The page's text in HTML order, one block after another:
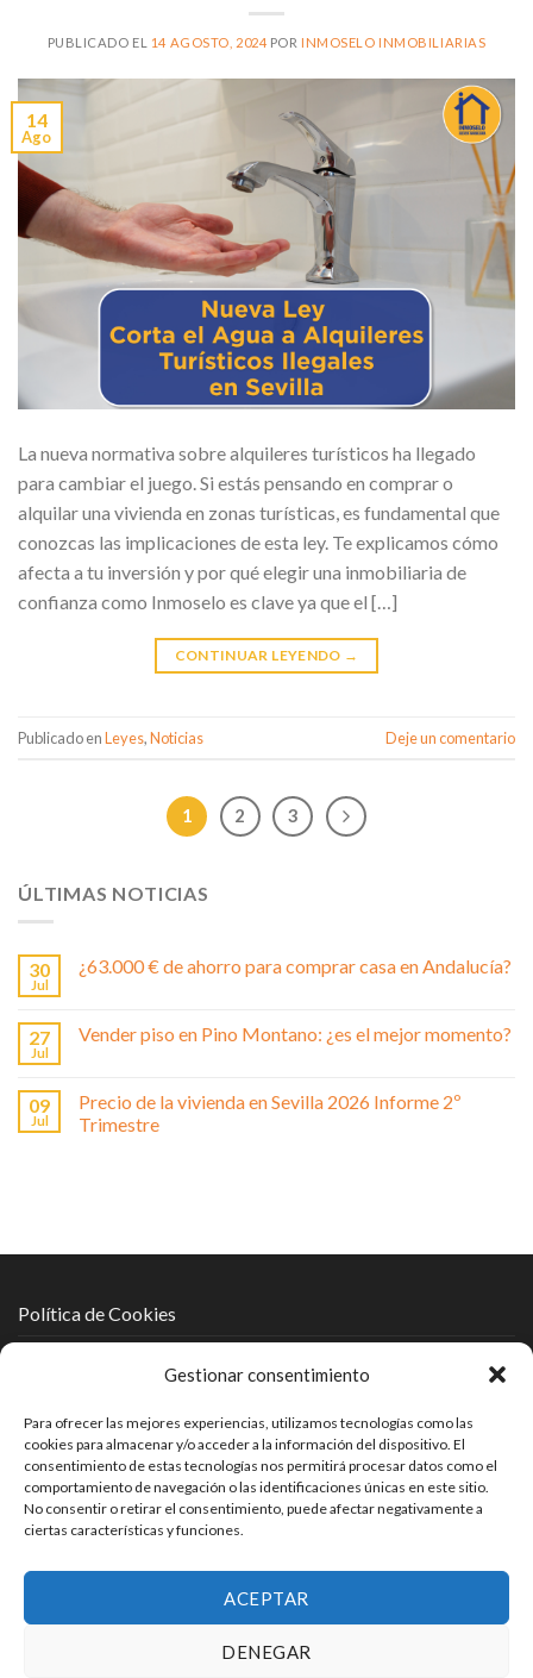
Gestionar consentimiento
Para ofrecer las mejores experiencias, utilizamos tecnologías como las
cookies para almacenar y/o acceder a la información del dispositivo. El
consentimiento de estas tecnologías nos permitirá procesar datos como el
comportamiento de navegación o las identificaciones únicas en este sitio.
No consentir o retirar el consentimiento, puede afectar negativamente a
ciertas características y funciones.
ACEPTAR
DENEGAR
PUBLICADO EL 14 AGOSTO, 2024 POR INMOSELO INMOBILIARIAS
14
Ago
La nueva normativa sobre alquileres turísticos ha llegado
para cambiar el juego. Si estás pensando en comprar o
alquilar una vivienda en zonas turísticas, es fundamental que
conozcas las implicaciones de esta ley. Te explicamos cómo
afecta a tu inversión y por qué elegir una inmobiliaria de
confianza como Inmoselo es clave ya que el […]
CONTINUAR LEYENDO →
Publicado enLeyes,Noticias Deje un comentario
1 2 3
ÚLTIMAS NOTICIAS
30
Jul
¿63.000 € de ahorro para comprar casa en Andalucía?
27
Jul
Vender piso en Pino Montano: ¿es el mejor momento?
09
Jul
Precio de la vivienda en Sevilla 2026 Informe 2º
Trimestre
Política de Cookies
Aviso Legal